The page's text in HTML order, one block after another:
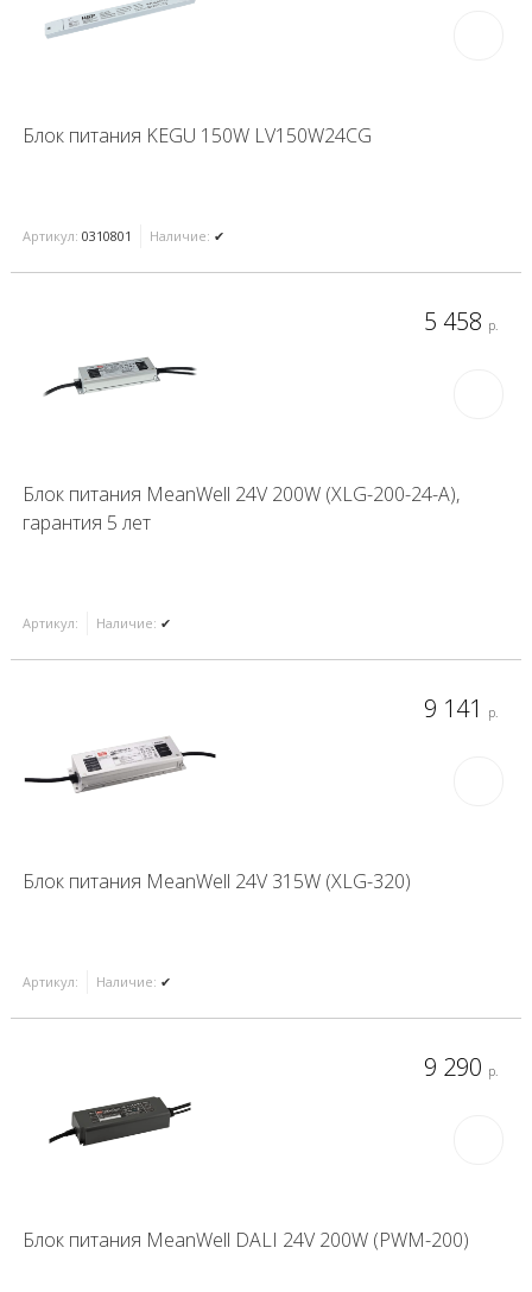
Блок питания KEGU 150W LV150W24CG
Артикул: 0310801 Наличие: ✔
Блок питания MeanWell 24V 200W (XLG-200-24-A),
гарантия 5 лет
Артикул: Наличие: ✔
5 458 р.
Блок питания MeanWell 24V 315W (XLG-320)
Артикул: Наличие: ✔
9 141 р.
Блок питания MeanWell DALI 24V 200W (PWM-200)
9 290 р.